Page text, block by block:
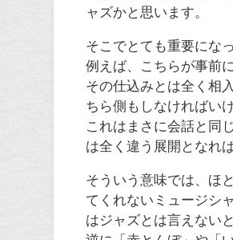
ャズかと思います。
そこでとても重要にな
例えば、こちらが事前
その仕込みとは全く相
ちら側もしなければい
これはまさに会話と同
は全く違う展開となれ
そういう意味では、ほ
てくれないミュージシ
はジャズとは言えない